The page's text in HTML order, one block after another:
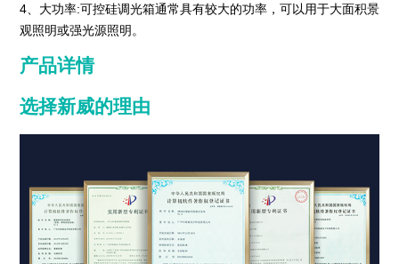
4、大功率:可控硅调光箱通常具有较大的功率，可以用于大面积景
观照明或强光源照明。
产品详情
选择新威的理由